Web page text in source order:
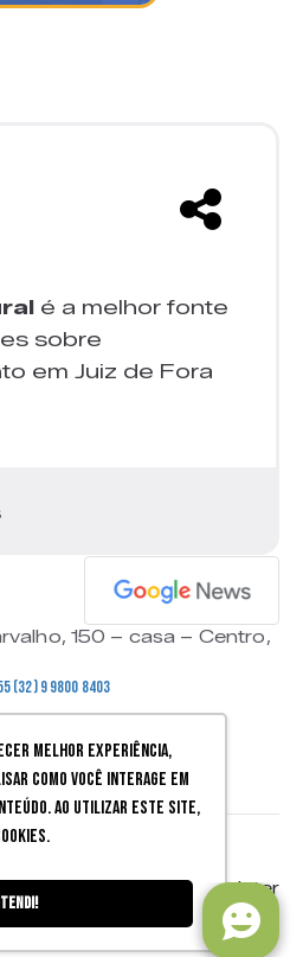
melhor experiência,
como você interage em
Ao utilizar este site,
é a melhor fonte
sobre
em Juiz de Fora
150 – casa – Centro,
(32) 9 9800 8403
Mobister